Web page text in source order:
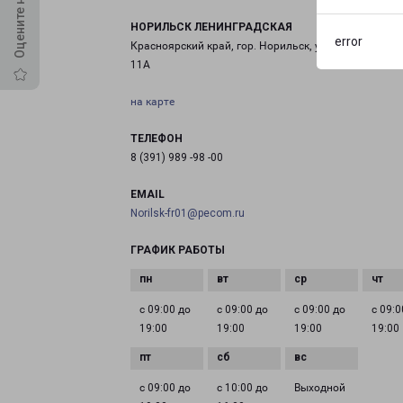
error
НОРИЛЬСК ЛЕНИНГРАДСКАЯ
Красноярский край, гор. Норильск,
11А
на карте
ТЕЛЕФОН
8 (391) 989 -98 -00
EMAIL
Norilsk-fr01@pecom.ru
ГРАФИК РАБОТЫ
с 09:00 до
19:00
с 09:00 до
19:00
с 09:00 до
19:00
с
19:00
с 09:00 до
с 10:00 до
Выходной